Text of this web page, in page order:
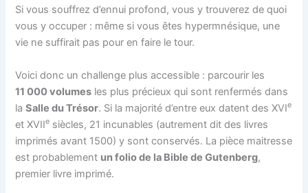
Si vous souffrez d’ennui profond, vous y trouverez de quoi
vous y occuper : même si vous êtes hypermnésique, une
vie ne suffirait pas pour en faire le tour.
Voici donc un challenge plus accessible : parcourir les
11 000 volumes les plus précieux qui sont renfermés dans
laSalle du Trésor. Si la majorité d’entre eux datent des XVIe
et XVIIe siècles, 21 incunables (autrement dit des livres
imprimés avant 1500) y sont conservés. La pièce maitresse
est probablement un folio de la Bible de Gutenberg,
premier livre imprimé.